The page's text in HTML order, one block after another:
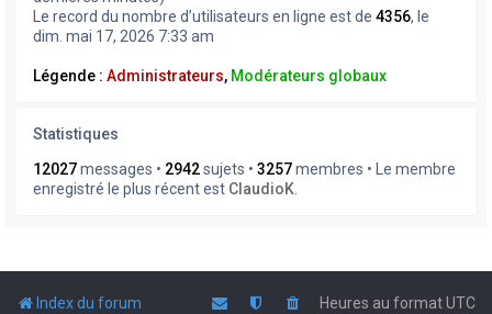
Le record du nombre d’utilisateurs en ligne est de 4356, le
dim. mai 17, 2026 7:33 am
Légende : Administrateurs, Modérateurs globaux
Statistiques
12027messages • 2942sujets • 3257membres • Le membre
enregistré le plus récent est ClaudioK
Index du forum Heures au formatUTC